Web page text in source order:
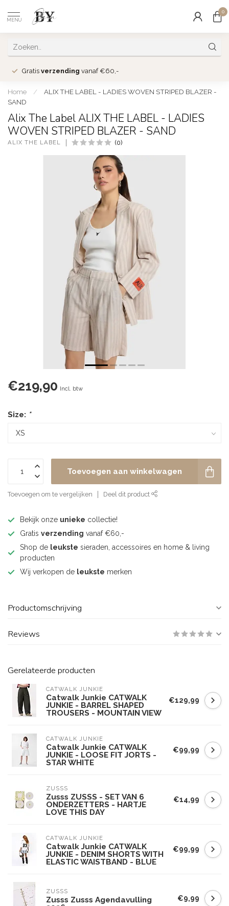
MENU
0
Gratis verzending vanaf €60,-
Home /
ALIX THE LABEL - LADIES WOVEN STRIPED BLAZER -
SAND
Alix The Label ALIX THE LABEL - LADIES
WOVEN STRIPED BLAZER - SAND
ALIX THE LABEL (0)
€219,90 Incl. btw
Size: *
Toevoegen aan winkelwagen
Toevoegen om te vergelijken Deel dit product
Bekijk onze unieke collectie!
Gratis verzending vanaf €60,-
Shop de leukste sieraden, accessoires en home & living
producten
Wij verkopen de leukste merken
Productomschrijving
Reviews
Gerelateerde producten
CATWALK JUNKIE
Catwalk Junkie CATWALK
JUNKIE - BARREL SHAPED
TROUSERS - MOUNTAIN VIEW
€129,99
CATWALK JUNKIE
Catwalk Junkie CATWALK
JUNKIE - LOOSE FIT JORTS -
STAR WHITE
€99,99
ZUSSS
Zusss ZUSSS - SET VAN 6
ONDERZETTERS - HARTJE
LOVE THIS DAY
€14,99
CATWALK JUNKIE
Catwalk Junkie CATWALK
JUNKIE - DENIM SHORTS WITH
ELASTIC WAISTBAND - BLUE
€99,99
ZUSSS
Zusss Zusss Agendavulling
€9,99